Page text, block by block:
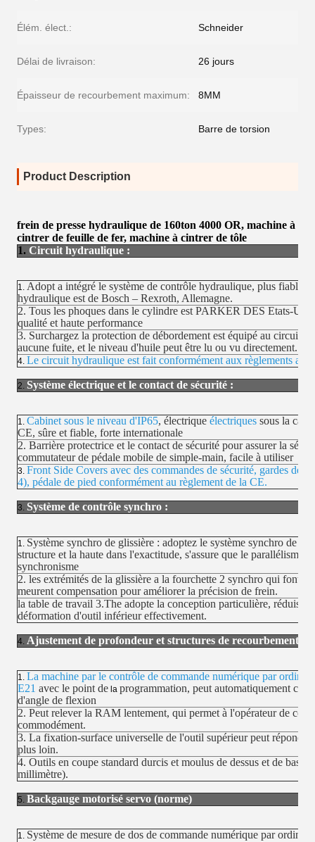
Élém. élect.: Schneider
Délai de livraison: 26 jours
Épaisseur de recourbement maximum: 8MM
Types: Barre de torsion
Product Description
frein de presse hydraulique de 160ton 4000 OR, machine à
cintrer de feuille de fer, machine à cintrer de tôle
1. Circuit hydraulique :
1. Adopt a intégré le système de contrôle hydraulique, plus fiable
hydraulique est de Bosch – Rexroth, Allemagne.
2. Tous les phoques dans le cylindre est PARKER DES Etats-
qualité et haute performance
3. Surchargez la protection de débordement est équipé au circuit
aucune fuite, et le niveau d'huile peut être lu ou vu directement.
4. Le circuit hydraulique est fait conformément aux règlements
2. Système électrique et le contact de sécurité :
1. Cabinet sous le niveau d'IP65, électrique électriques sous la
CE, sûre et fiable, forte internationale
2. Barrière protectrice et le contact de sécurité pour assurer la
commutateur de pédale mobile de simple-main, facile à utiliser
3. Front Side Covers avec des commandes de sécurité, gardes de
4), pédale de pied conformément au règlement de la CE.
3. Système de contrôle synchro :
1. Système synchro de glissière : adoptez le système synchro de
structure et la haute dans l'exactitude, s'assure que le parallélisme
synchronisme
2. les extrémités de la glissière a la fourchette 2 synchro qui font,
meurent compensation pour améliorer la précision de frein.
la table de travail 3.The adopte la conception particulière,
déformation d'outil inférieur effectivement.
4. Ajustement de profondeur et structures de recourbement
1. La machine par le contrôle de commande numérique par
E21 avec le point de la programmation, peut automatiquement
d'angle de flexion
2. Peut relever la RAM lentement, qui permet à l'opérateur de
commodément.
3. La fixation-surface universelle de l'outil supérieur peut
plus loin.
4. Outils en coupe standard durcis et moulus de dessus et de bas
millimètre).
5. Backgauge motorisé servo (norme)
1. Système de mesure de dos de commande numérique par